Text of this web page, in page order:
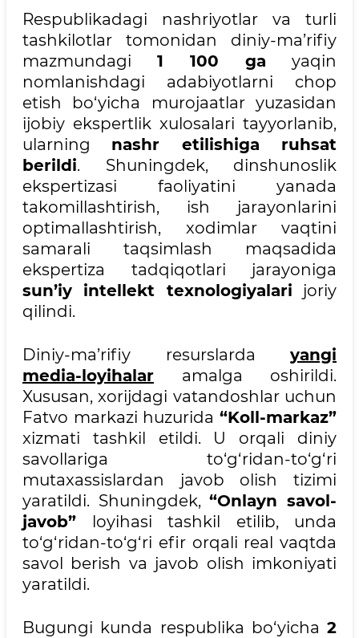
Respublikadagi nashriyotlar va turli
tashkilotlar tomonidan diniy-ma’rifiy
mazmundagi 1 100 ga yaqin
nomlanishdagi adabiyotlarni chop
etish bo‘yicha murojaatlar yuzasidan
ijobiy ekspertlik xulosalari tayyorlanib,
ularning nashr etilishiga ruhsat
berildi. Shuningdek, dinshunoslik
ekspertizasi faoliyatini yanada
takomillashtirish, ish jarayonlarini
optimallashtirish, xodimlar vaqtini
samarali taqsimlash maqsadida
ekspertiza tadqiqotlari jarayoniga
sun’iy intellekt texnologiyalari joriy
qilindi.
Diniy-ma’rifiy resurslarda yangi
media-loyihalar amalga oshirildi.
Xususan, xorijdagi vatandoshlar uchun
Fatvo markazi huzurida “Koll-markaz”
xizmati tashkil etildi. U orqali diniy
savollariga to‘g‘ridan-to‘g‘ri
mutaxassislardan javob olish tizimi
yaratildi. Shuningdek,“Onlayn savol-
javob” loyihasi tashkil etilib, unda
to‘g‘ridan-to‘g‘ri efir orqali real vaqtda
savol berish va javob olish imkoniyati
yaratildi.
Bugungi kunda respublika bo‘yicha 2